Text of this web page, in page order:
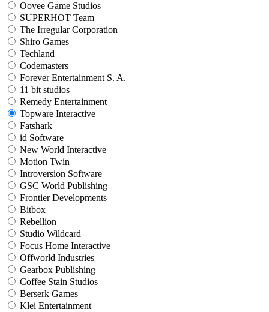
Oovee Game Studios
SUPERHOT Team
The Irregular Corporation
Shiro Games
Techland
Codemasters
Forever Entertainment S. A.
11 bit studios
Remedy Entertainment
Topware Interactive
Fatshark
id Software
New World Interactive
Motion Twin
Introversion Software
GSC World Publishing
Frontier Developments
Bitbox
Rebellion
Studio Wildcard
Focus Home Interactive
Offworld Industries
Gearbox Publishing
Coffee Stain Studios
Berserk Games
Klei Entertainment